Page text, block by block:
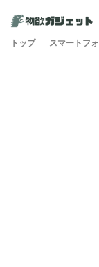
トップ スマートフ